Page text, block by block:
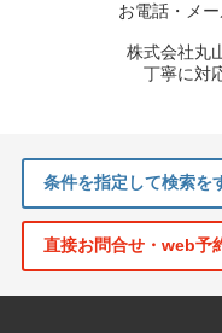
お電話・メ
株式会社丸
丁寧に対
条件を指定して検索を
直接お問合せ・web予